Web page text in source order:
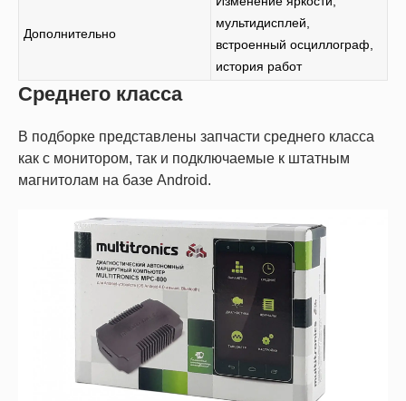
Дополнительно
мультидисплей,
встроенный осциллограф,
история работ
Среднего класса
В подборке представлены запчасти среднего класса
как с монитором, так и подключаемые к штатным
магнитолам на базе Android.